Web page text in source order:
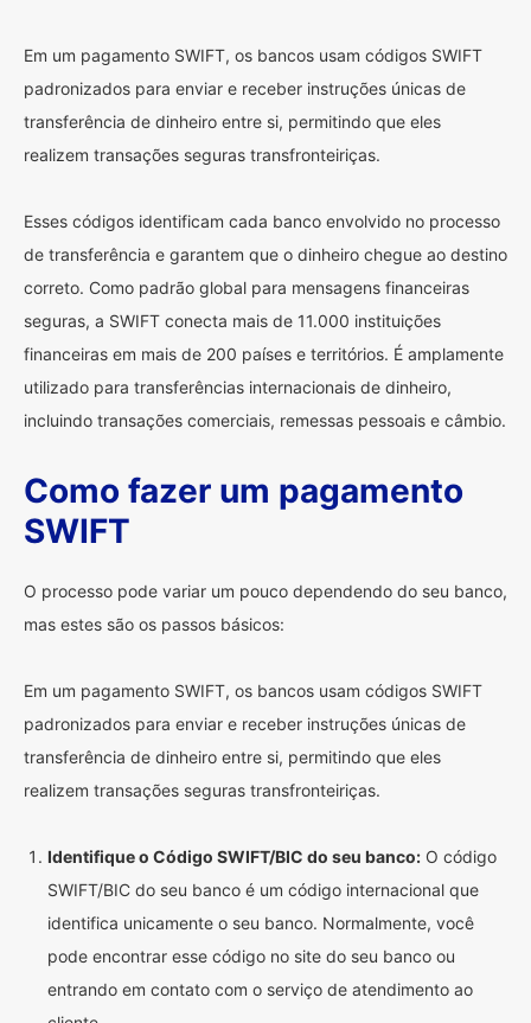
Em um pagamento SWIFT, os bancos usam códigos SWIFT
padronizados para enviar e receber instruções únicas de
transferência de dinheiro entre si, permitindo que eles
realizem transações seguras transfronteiriças.
Esses códigos identificam cada banco envolvido no processo
de transferência e garantem que o dinheiro chegue ao destino
correto. Como padrão global para mensagens financeiras
seguras, a SWIFT conecta mais de 11.000 instituições
financeiras em mais de 200 países e territórios. É amplamente
utilizado para transferências internacionais de dinheiro,
incluindo transações comerciais, remessas pessoais e câmbio.
Como fazer um pagamento
SWIFT
O processo pode variar um pouco dependendo do seu banco,
mas estes são os passos básicos:
Em um pagamento SWIFT, os bancos usam códigos SWIFT
padronizados para enviar e receber instruções únicas de
transferência de dinheiro entre si, permitindo que eles
realizem transações seguras transfronteiriças.
Identifique o Código SWIFT/BIC do seu banco: O código
SWIFT/BIC do seu banco é um código internacional que
identifica unicamente o seu banco. Normalmente, você
pode encontrar esse código no site do seu banco ou
entrando em contato com o serviço de atendimento ao